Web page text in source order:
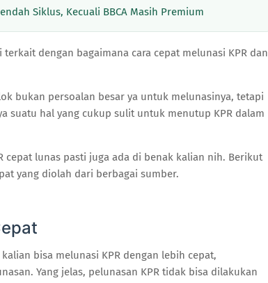
Siklus, Kecuali BBCA Masih Premium
dengan bagaimana cara cepat melunasi KPR dan
bukan persoalan besar ya untuk melunasinya, tetapi
suatu hal yang cukup sulit untuk menutup KPR dalam
cepat lunas pasti juga ada di benak kalian nih. Berikut
yang diolah dari berbagai sumber.
bisa melunasi KPR dengan lebih cepat,
Yang jelas, pelunasan KPR tidak bisa dilakukan